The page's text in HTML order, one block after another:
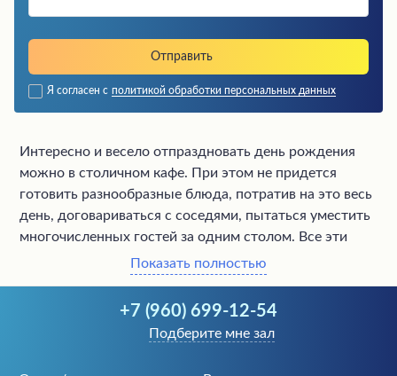
Я согласен с политикой обработки персональных данных
Показать полностью
Интересно и весело отпраздновать день рождения
можно в столичном кафе. При этом не придется
готовить разнообразные блюда, потратив на это весь
день, договариваться с соседями, пытаться уместить
многочисленных гостей за одним столом. Все эти
проблемы исчезнут, если вы отметите свой день
рождения в уютном и хорошем заведении Курска.
Выйдет замечательный юбилей, еслиснять целый зал
+7 (960) 699-12-54
Подберите мне зал